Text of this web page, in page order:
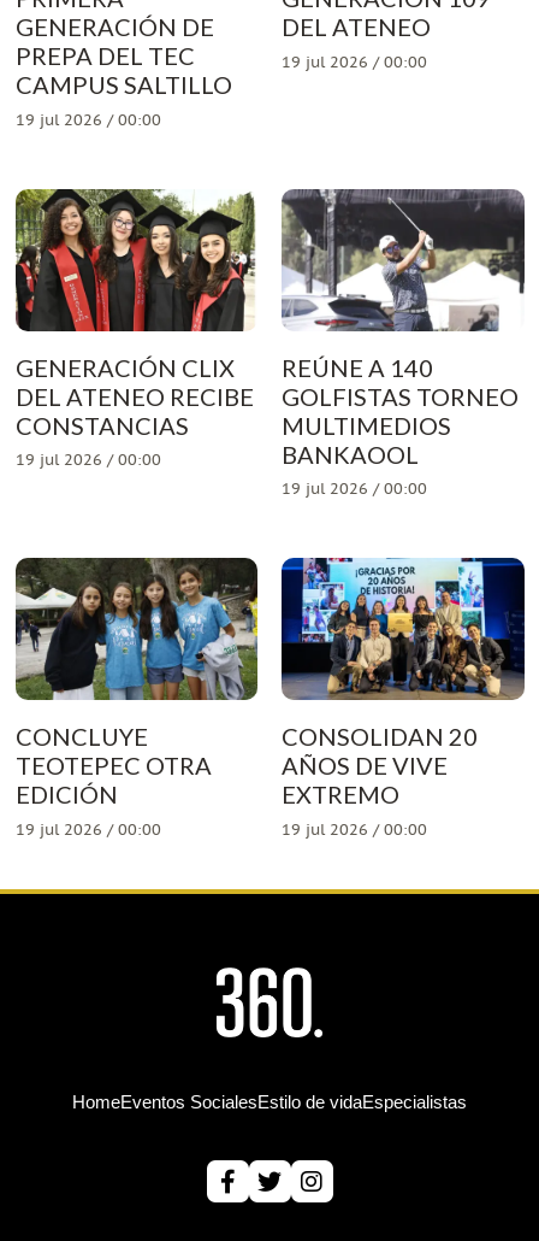
GENERACIÓN DE
PREPA DEL TEC
CAMPUS SALTILLO
19 jul 2026 / 00:00
DEL ATENEO
19 jul 2026 / 00:00
GENERACIÓN CLIX
DEL ATENEO RECIBE
CONSTANCIAS
19 jul 2026 / 00:00
REÚNE A 140
GOLFISTAS TORNEO
MULTIMEDIOS
BANKAOOL
19 jul 2026 / 00:00
CONCLUYE
TEOTEPEC OTRA
EDICIÓN
19 jul 2026 / 00:00
CONSOLIDAN 20
AÑOS DE VIVE
EXTREMO
19 jul 2026 / 00:00
HomeEventos SocialesEstilo de vidaEspecialistas